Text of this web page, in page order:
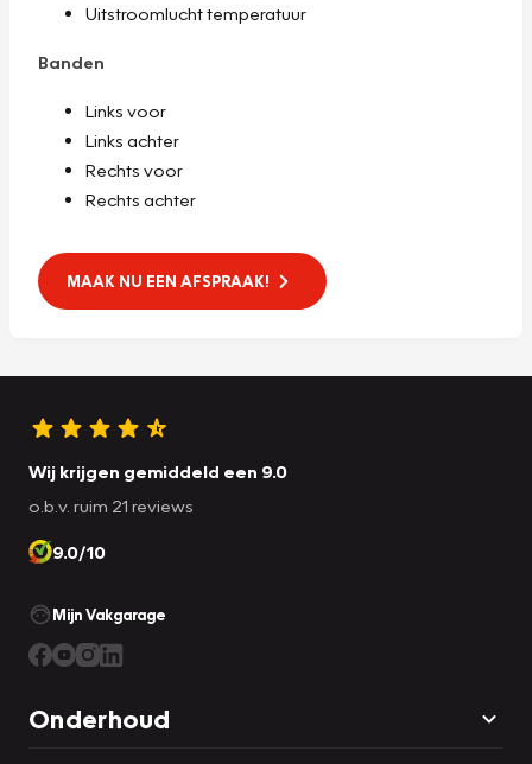
Uitstroomlucht temperatuur
Banden
Links voor
Links achter
Rechts voor
Rechts achter
MAAK NU EEN AFSPRAAK!
Wij krijgen gemiddeld een 9.0
o.b.v. ruim 21 reviews
9.0/10
Mijn Vakgarage
Onderhoud